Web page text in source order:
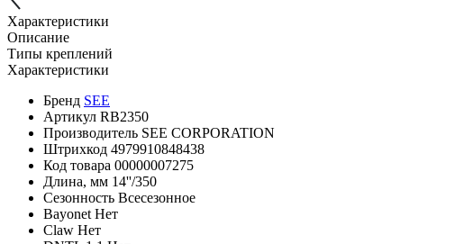
Характеристики
Описание
Типы креплений
Характеристики
Бренд SEE
Артикул RB2350
Производитель SEE CORPORATION
Штрихкод 4979910848438
Код товара 00000007275
Длина, мм 14''/350
Сезонность Всесезонное
Bayonet Нет
Claw Нет